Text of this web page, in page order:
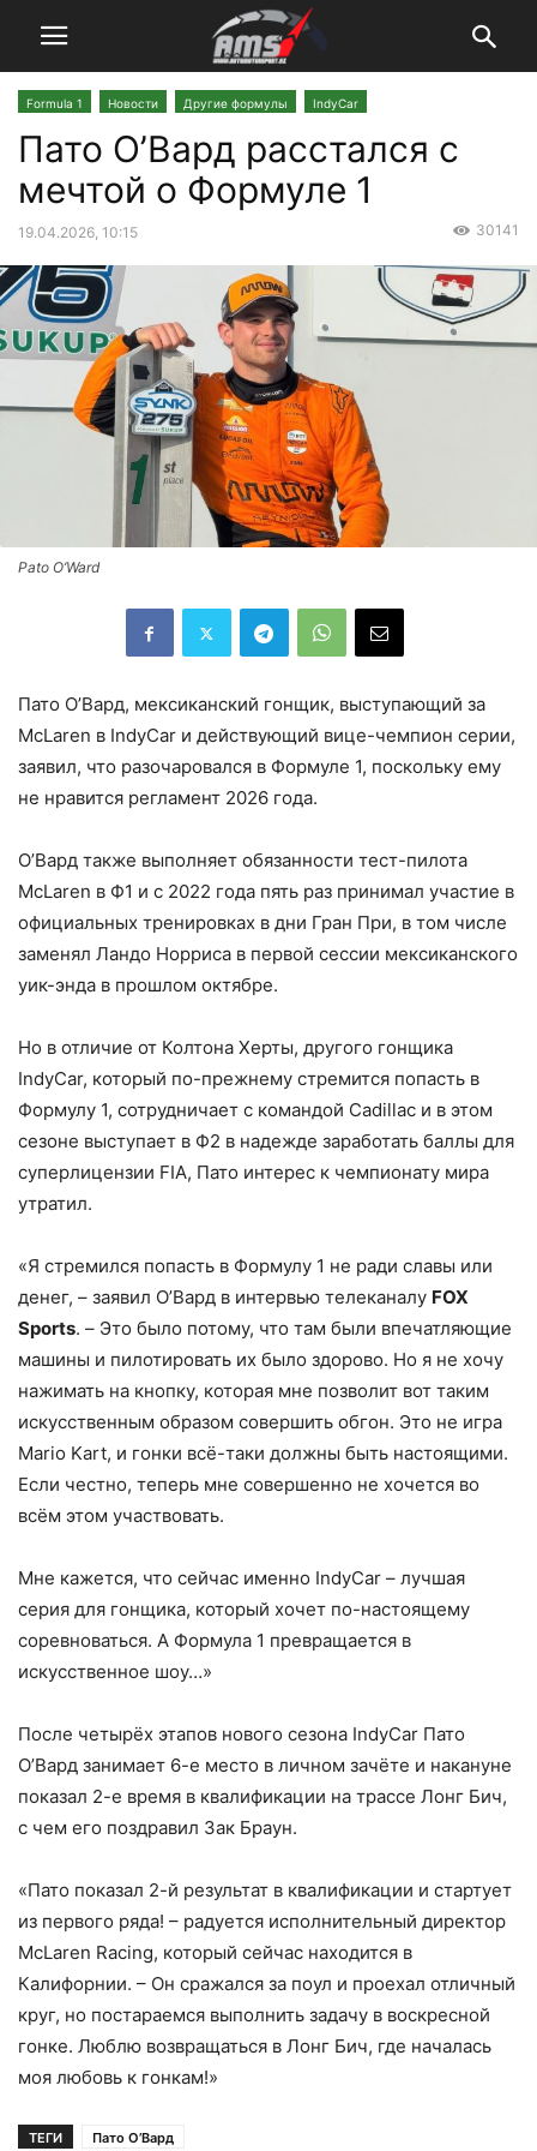
Formula 1 Новости Другие формулы IndyCar
Пато О’Вард расстался с
мечтой о Формуле 1
19.04.2026, 10:15 30141
Pato O’Ward
Пато О’Вард, мексиканский гонщик, выступающий за
McLaren в IndyCar и действующий вице-чемпион серии,
заявил, что разочаровался в Формуле 1, поскольку ему
не нравится регламент 2026 года.
О’Вард также выполняет обязанности тест-пилота
McLaren в Ф1 и с 2022 года пять раз принимал участие в
официальных тренировках в дни Гран При, в том числе
заменял Ландо Норриса в первой сессии мексиканского
уик-энда в прошлом октябре.
Но в отличие от Колтона Херты, другого гонщика
IndyCar, который по-прежнему стремится попасть в
Формулу 1, сотрудничает с командой Cadillac и в этом
сезоне выступает в Ф2 в надежде заработать баллы для
суперлицензии FIA, Пато интерес к чемпионату мира
утратил.
«Я стремился попасть в Формулу 1 не ради славы или
денег, – заявил О’Вард в интервью телеканалу FOX
Sports. – Это было потому, что там были впечатляющие
машины и пилотировать их было здорово. Но я не хочу
нажимать на кнопку, которая мне позволит вот таким
искусственным образом совершить обгон. Это не игра
Mario Kart, и гонки всё-таки должны быть настоящими.
Если честно, теперь мне совершенно не хочется во
всём этом участвовать.
Мне кажется, что сейчас именно IndyCar – лучшая
серия для гонщика, который хочет по-настоящему
соревноваться. А Формула 1 превращается в
искусственное шоу…»
После четырёх этапов нового сезона IndyCar Пато
О’Вард занимает 6-е место в личном зачёте и накануне
показал 2-е время в квалификации на трассе Лонг Бич,
с чем его поздравил Зак Браун.
«Пато показал 2-й результат в квалификации и стартует
из первого ряда! – радуется исполнительный директор
McLaren Racing, который сейчас находится в
Калифорнии. – Он сражался за поул и проехал отличный
круг, но постараемся выполнить задачу в воскресной
гонке. Люблю возвращаться в Лонг Бич, где началась
моя любовь к гонкам!»
ТЕГИ Пато О’Вард